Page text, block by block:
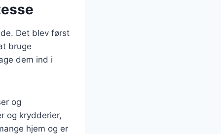
Det blev først
bruge
dem ind i
og
og krydderier,
hjem og er